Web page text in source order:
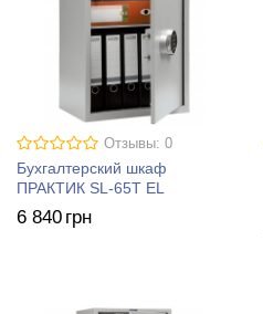
Отзывы: 0
Бухгалтерский шкаф
ПРАКТИК SL-65T EL
6 840 грн